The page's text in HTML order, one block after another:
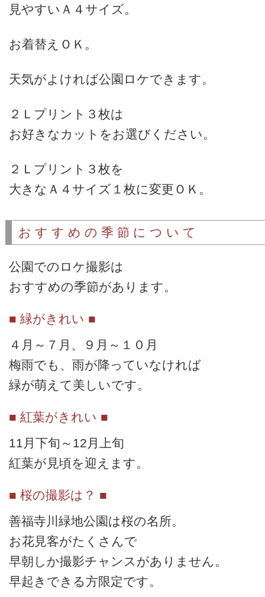
見やすいＡ４サイズ。
お着替えＯＫ 。
天気がよければ公園ロケできます。
２Ｌプリント３枚は
お好きなカットをお選びください。
２Ｌプリント３枚を
大きな Ａ４サイズ １枚に変更 ＯＫ 。
おすすめの季節について
公園でのロケ撮影は
おすすめの季節があります。
■ 緑がきれい ■
４月～７月、９月～１０月
梅雨でも、雨が降っていなければ
緑が萌えて美しいです。
■ 紅葉がきれい ■
11月下旬～12月上旬
紅葉が見頃を迎えます。
■ 桜の撮影は？ ■
善福寺川緑地公園は桜の名所。
お花見客がたくさんで
早朝しか撮影チャンスがありません。
早起きできる方限定です。